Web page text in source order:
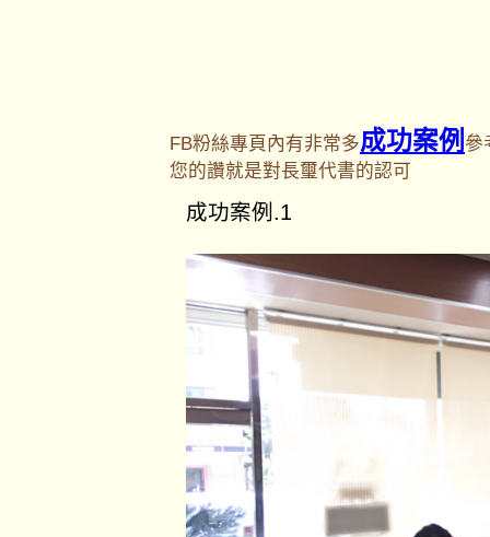
FB粉絲專頁內有非常多成功案例 參
您的讚就是對長璽代書的認可
成功案例.1